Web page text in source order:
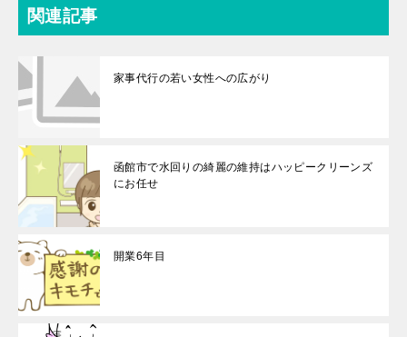
関連記事
家事代行の若い女性への広がり
函館市で水回りの綺麗の維持はハッピークリーンズ
にお任せ
開業6年目